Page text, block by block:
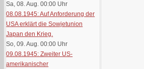
Sa, 08. Aug. 00:00 Uhr
08.08.1945: Auf Anforderung der
USA erklärt die Sowjetunion
Japan den Krieg.
So, 09. Aug. 00:00 Uhr
09.08.1945: Zweiter US-
amerikanischer